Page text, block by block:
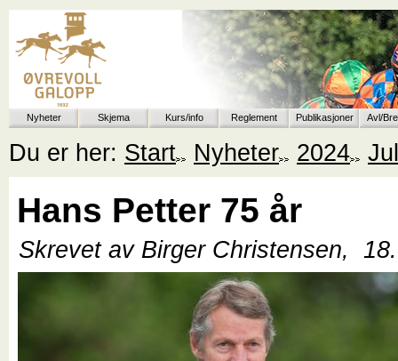
Nyheter Skjema Kurs/info Reglement Publikasjoner Avl/
Du er her: Start Nyheter 2024
Hans Petter 75 år
Skrevet av Birger Christensen,